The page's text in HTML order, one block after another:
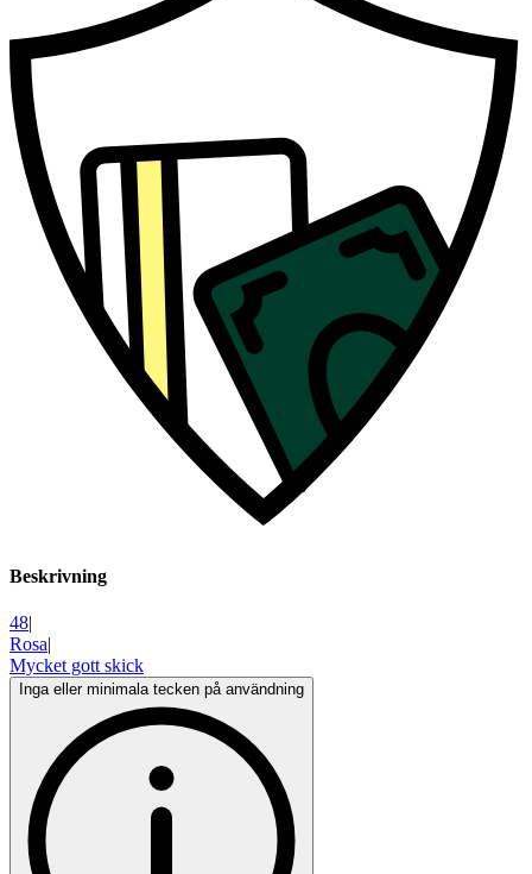
Beskrivning
48|
Rosa|
Mycket gott skick
Inga eller minimala tecken på användning